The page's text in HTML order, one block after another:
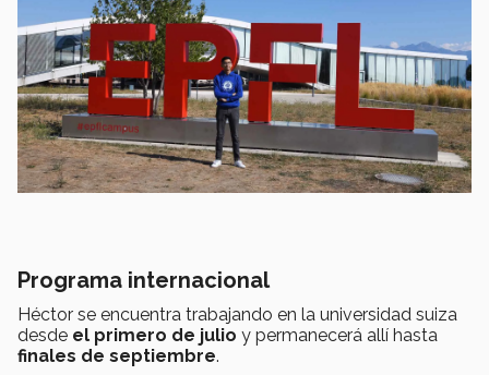
Programa internacional
Héctor se encuentra trabajando en la universidad suiza
desde el primero de julio y permanecerá allí hasta
finales de septiembre.